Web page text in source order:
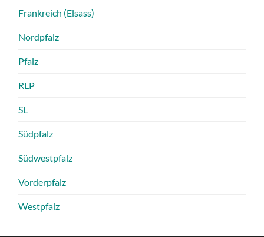
Frankreich (Elsass)
Nordpfalz
Pfalz
RLP
SL
Südpfalz
Südwestpfalz
Vorderpfalz
Westpfalz